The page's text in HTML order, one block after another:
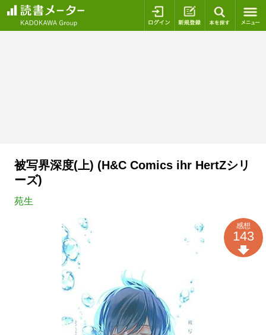
ログイン 新規登録
被写界深度(上) (H&C Comics ihr HertZシリ
ーズ)
苑生
感想
143